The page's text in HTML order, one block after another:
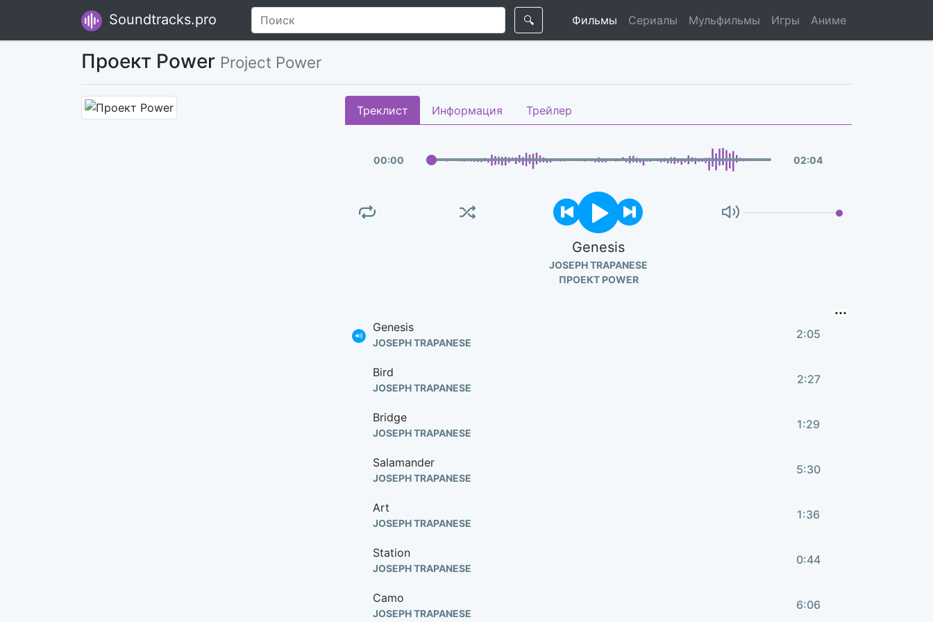
Soundtracks.pro 🔍 Фильмы Сериалы Мульфильмы Игры Аниме
Проект Power Project Power
Треклист Информация Трейлер
00:00 02:04
Genesis
JOSEPH TRAPANESE
ПРОЕКТ POWER
Genesis
JOSEPH TRAPANESE
2:05
Bird
JOSEPH TRAPANESE
2:27
Bridge
JOSEPH TRAPANESE
1:29
Salamander
JOSEPH TRAPANESE
5:30
Art
JOSEPH TRAPANESE
1:36
Station
JOSEPH TRAPANESE
0:44
Camo
JOSEPH TRAPANESE
6:06